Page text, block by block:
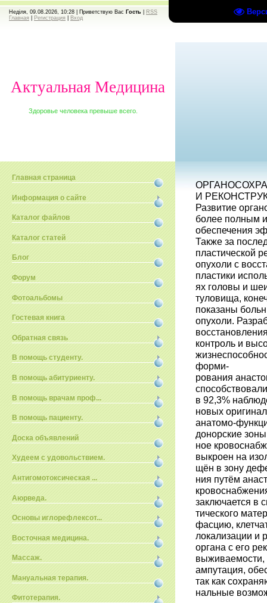
Неділя, 09.08.2026, 10:28 | Приветствую Вас Гость
RSS
Главная
Регистрация Вход
Актуальная Медицина
Здоровье человека превыше всего.
Главная страница
Информация о сайте
Каталог файлов
Каталог статей
Блог
Форум
Фотоальбомы
Гостевая книга
Обратная связь
В помощь студенту.
В помощь абитуриенту.
В помощь врачам проф...
В помощь пациенту.
Доска объявлений
Худеем с удовольствием.
Антигомотоксическая ...
Аюрведа.
Основы иглорефлексот...
Восточная медицина.
Массаж.
Мануальная терапия.
Фитотерапия.
И
Развитие
более полным
обеспечения
Также за
пластической
опухоли с
пластики
ях головы и
туловища,
показаны
опухоли.
контроль и
форми-
рования
в 92,3%
новых
анатомо-
донорские
ное
выкроен на
щён в зону
ния путём
заключается в
тического
фасцию,
локализации и
органа с его
выживаемости,
ампутация,
так как
нальные